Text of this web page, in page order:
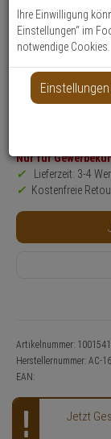
Suche
Produktmerkmale
Datenblatt
Konfigurations- &
Relaismodul,
Nur für
Lieferzeit: 3-4
Kostenfreie
Artikelnummer:
Herstellernummer: AC-
EAN:
Jetzt
Ihre Einwilligung
Einstellungen“ im
notwendige Cookies.